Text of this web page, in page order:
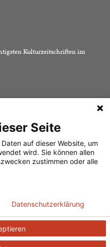
Kulturzeitschriften im
Impressum
Datenschutz
Mediadaten
Seite
auf dieser Website, um
wird. Sie können allen
zustimmen oder alle
Datenschutzerklärung